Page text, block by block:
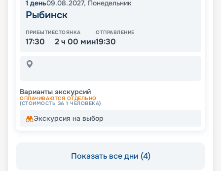
1 день09.08.2027, Понедельник
Рыбинск
ПРИБЫТИЕ
17:30
СТОЯНКА
2 ч 00 мин
ОТПРАВЛЕНИЕ
19:30
Варианты экскурсий
ОПЛАЧИВАЮТСЯ ОТДЕЛЬНО
(СТОИМОСТЬ ЗА 1 ЧЕЛОВЕКА)
Экскурсия на выбор
Показать все дни (4)